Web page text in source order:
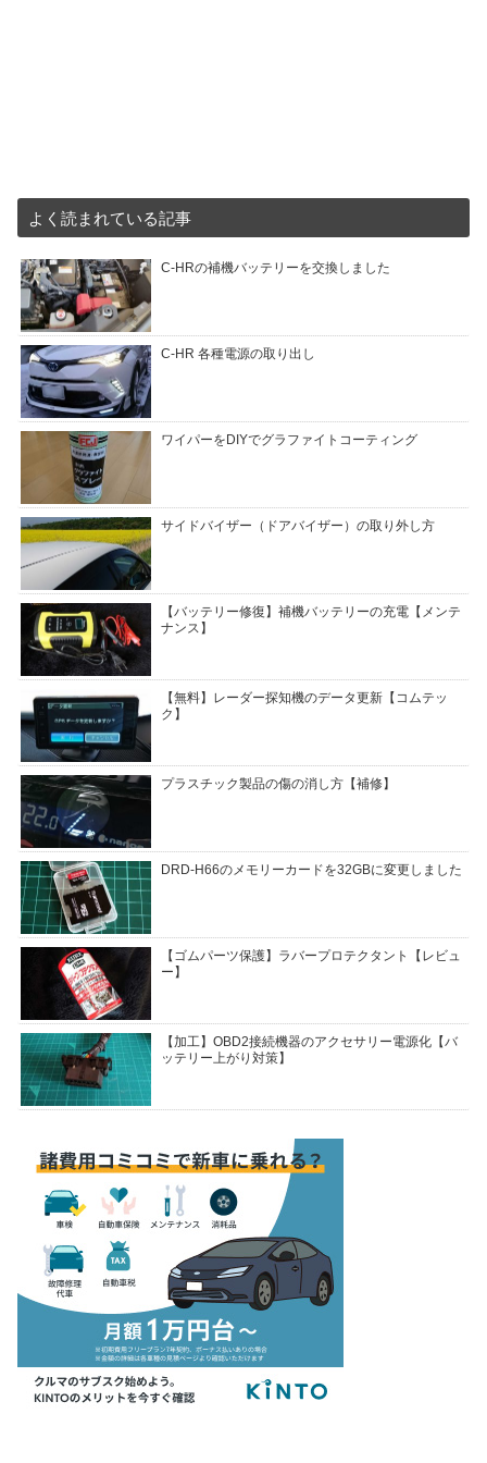
よく読まれている記事
C-HRの補機バッテリーを交換しました
C-HR 各種電源の取り出し
ワイパーをDIYでグラファイトコーティング
サイドバイザー（ドアバイザー）の取り外し方
【バッテリー修復】補機バッテリーの充電【メンテ
ナンス】
【無料】レーダー探知機のデータ更新【コムテッ
ク】
プラスチック製品の傷の消し方【補修】
DRD-H66のメモリーカードを32GBに変更しました
【ゴムパーツ保護】ラバープロテクタント【レビュ
ー】
【加工】OBD2接続機器のアクセサリー電源化【バ
ッテリー上がり対策】